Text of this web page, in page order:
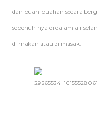
dan buah-buahan secara
sepenuh nya di dalam air
di makan atau di masak.